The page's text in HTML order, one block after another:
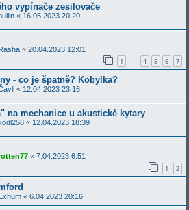
vypínače zesilovače
« 16.05.2023 20:20
« 20.04.2023 12:01
1 4 5 6 7
- co je špatně? Kobylka?
« 12.04.2023 23:16
na mechanice u akustické kytary
« 12.04.2023 18:39
« 7.04.2023 6:51
1 2
« 6.04.2023 20:16